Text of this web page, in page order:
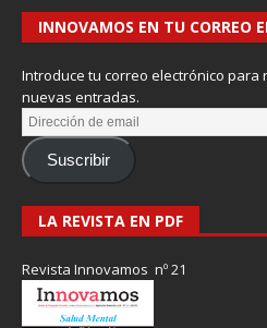
INNOVAMOS EN TU CORREO
Introduce tu correo electrónico para
nuevas entradas.
Suscribir
LA REVISTA EN PDF
Revista Innovamos nº 21